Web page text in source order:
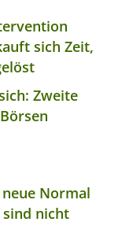
sich Zeit,
Zweite
Normal
nicht